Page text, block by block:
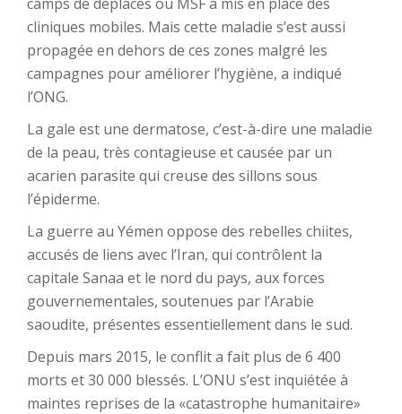
cliniques mobiles. Mais cette maladie s’est aussi
propagée en dehors de ces zones malgré les
campagnes pour améliorer l’hygiène, a indiqué
l’ONG.
La gale est une dermatose, c’est-à-dire une maladie
de la peau, très contagieuse et causée par un
acarien parasite qui creuse des sillons sous
l’épiderme.
La guerre au Yémen oppose des rebelles chiites,
accusés de liens avec l’Iran, qui contrôlent la
capitale Sanaa et le nord du pays, aux forces
gouvernementales, soutenues par l’Arabie
saoudite, présentes essentiellement dans le sud.
Depuis mars 2015, le conflit a fait plus de 6 400
morts et 30 000 blessés. L’ONU s’est inquiétée à
maintes reprises de la «catastrophe humanitaire»